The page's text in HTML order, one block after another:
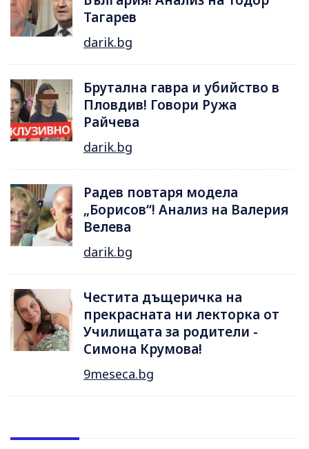
Тагарев
darik.bg
Брутална гавра и убийство в
Пловдив! Говори Ружа
Райчева
darik.bg
Радев повтаря модела
„Борисов“! Анализ на Валерия
Велева
darik.bg
Честита дъщеричка на
прекрасната ни лекторка от
Училищата за родители -
Симона Крумова!
9meseca.bg